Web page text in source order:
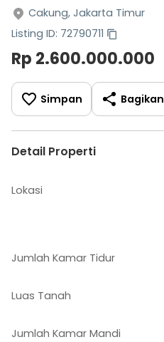
Cakung, Jakarta Timur
Listing ID: 72790711
Rp 2.600.000.000
Simpan Bagikan
Detail Properti
Lokasi
Jumlah Kamar Tidur
Luas Tanah
Jumlah Kamar Mandi